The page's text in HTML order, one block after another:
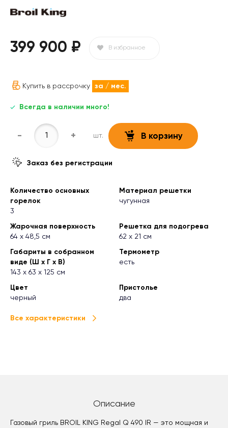
399 900 ₽ В избранное
Купить в рассрочку за / мес.
Всегда в наличии много!
- + шт. В корзину
Заказ без регистрации
Количество основных
горелок
3
Материал решетки
чугунная
Жарочная поверхность
64 x 48,5 см
Решетка для подогрева
62 x 21 см
Габариты в собранном
виде (Ш х Г х В)
143 х 63 х 125 см
Термометр
есть
Цвет
черный
Пристолье
два
Все характеристики
Описание
Газовый гриль BROIL KING Regal Q 490 IR — это мощная и